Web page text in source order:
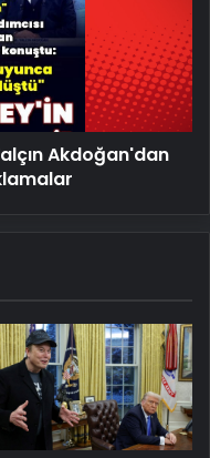
Akdoğan'dan